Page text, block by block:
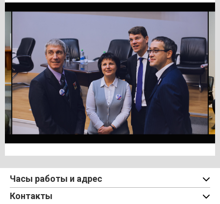
Часы работы и адрес
Контакты